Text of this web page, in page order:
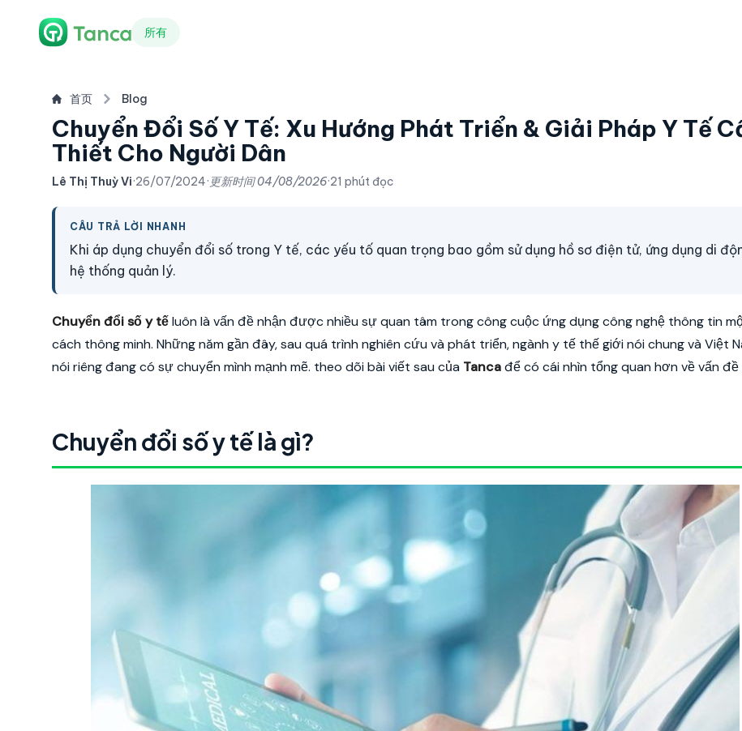
所有
首页 Blog
Chuyển Đổi Số Y Tế: Xu Hướng Phát Triển & Giải Pháp Y Tế
Thiết Cho Người Dân
Lê Thị Thuỳ Vi·26/07/2024· 更新时间04/08/2026·21 phút đọc
CÂU TRẢ LỜI NHANH
Khi áp dụng chuyển đổi số trong Y tế, các yếu tố quan trọng bao gồm sử dụng hồ sơ điện tử, ứng dụng di
hệ thống quản lý.
Chuyển đổi số y tếluôn là vấn đề nhận được nhiều sự quan tâm trong công cuộc ứng dụng công nghệ thông tin
cách thông minh. Những năm gần đây, sau quá trình nghiên cứu và phát triển, ngành y tế thế giới nói chung và Việt
nói riêng đang có sự chuyển mình mạnh mẽ. theo dõi bài viết sau của Tancađể có cái nhìn tổng quan hơn về vấn đề
Chuyển đổi số y tế là gì?